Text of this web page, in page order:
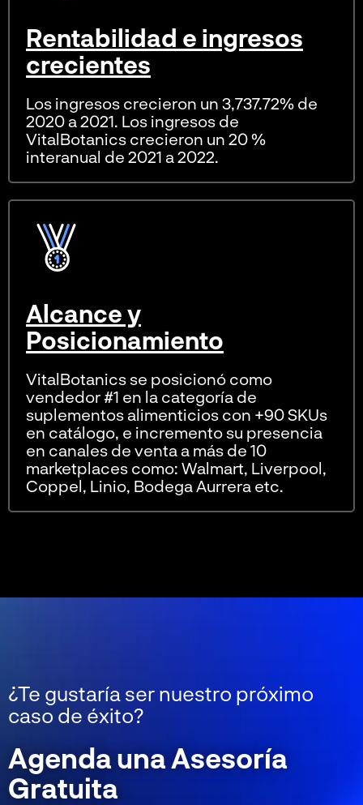
Rentabilidad e ingresos
crecientes
Los ingresos crecieron un 3,737.72% de
2020 a 2021. Los ingresos de
VitalBotanics crecieron un 20 %
interanual de 2021 a 2022.
Alcance y
Posicionamiento
VitalBotanics se posicionó como
vendedor #1 en la categoría de
suplementos alimenticios con +90 SKUs
en catálogo, e incremento su presencia
en canales de venta a más de 10
marketplaces como: Walmart, Liverpool,
Coppel, Linio, Bodega Aurrera etc.
¿Te gustaría ser nuestro próximo
caso de éxito?
Agenda una Asesoría
Gratuita